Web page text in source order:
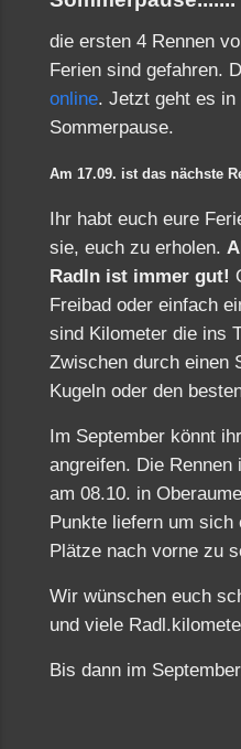
die ersten 4 Rennen
Ferien sind gefahren.
online. Jetzt geht es in
Sommerpause.
Am 17.09. ist das nächste
Ihr habt euch eure
sie, euch zu erholen.
Radln ist immer gut!
Freibad oder einfach
sind Kilometer die ins
Zwischen durch einen
Kugeln oder den
Im September könnt
angreifen. Die Rennen
am 08.10. in
Punkte liefern um sich
Plätze nach vorne zu
Wir wünschen euch
und viele
Bis dann im